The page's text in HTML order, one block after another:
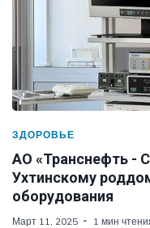
ЗДОРОВЬЕ
АО «Транснефть -
Ухтинскому
оборудования
Март 11, 2025 1 мин